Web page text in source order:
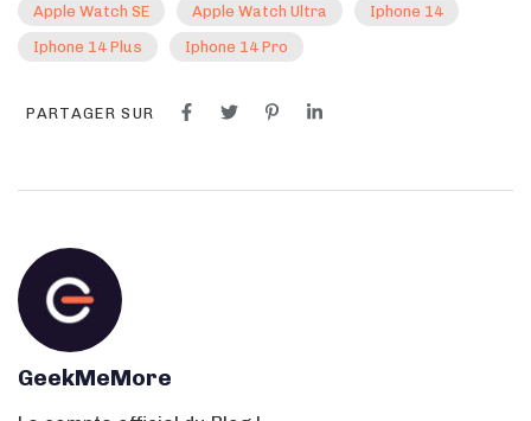
Apple Watch SE Apple Watch Ultra Iphone 14
Iphone 14 Plus Iphone 14 Pro
PARTAGER SUR
GeekMeMore